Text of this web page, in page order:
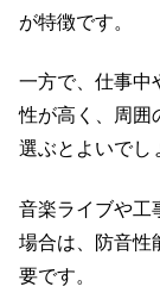
が特徴です。
一方で、仕事中
性が高く、周囲
選ぶとよいでし
音楽ライブや工
場合は、防音性
要です。